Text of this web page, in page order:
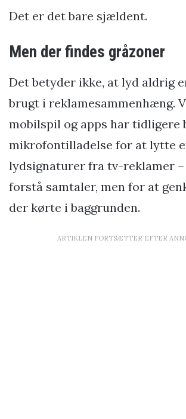
Det er det bare sjældent.
Men der findes gråzoner
Det betyder ikke, at lyd aldrig
brugt i reklamesammenhæng.
mobilspil og apps har tidligere
mikrofontilladelse for at lytte
lydsignaturer fra tv-reklamer
forstå samtaler, men for at
der kørte i baggrunden.
ARTIKLEN FORTSÆTTER EFTER